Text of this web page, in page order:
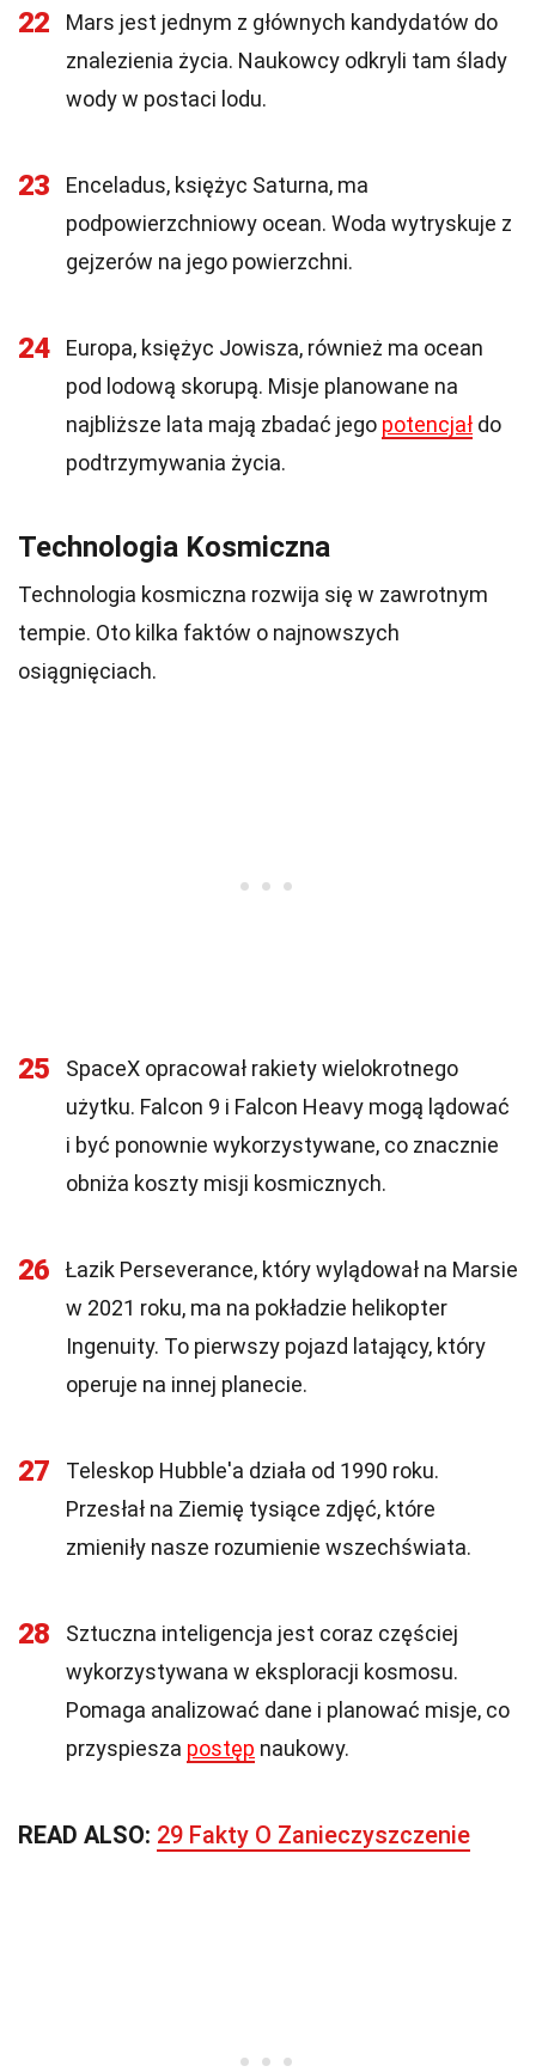
22
Mars jest jednym z głównych kandydatów do
znalezienia życia. Naukowcy odkryli tam ślady
wody w postaci lodu.
23
Enceladus, księżyc Saturna, ma
podpowierzchniowy ocean. Woda wytryskuje z
gejzerów na jego powierzchni.
24
Europa, księżyc Jowisza, również ma ocean
pod lodową skorupą. Misje planowane na
najbliższe lata mają zbadać jego potencjał do
podtrzymywania życia.
Technologia Kosmiczna
Technologia kosmiczna rozwija się w zawrotnym
tempie. Oto kilka faktów o najnowszych
osiągnięciach.
25
SpaceX opracował rakiety wielokrotnego
użytku. Falcon 9 i Falcon Heavy mogą lądować
i być ponownie wykorzystywane, co znacznie
obniża koszty misji kosmicznych.
26
Łazik Perseverance, który wylądował na Marsie
w 2021 roku, ma na pokładzie helikopter
Ingenuity. To pierwszy pojazd latający, który
operuje na innej planecie.
27
Teleskop Hubble'a działa od 1990 roku.
Przesłał na Ziemię tysiące zdjęć, które
zmieniły nasze rozumienie wszechświata.
28
Sztuczna inteligencja jest coraz częściej
wykorzystywana w eksploracji kosmosu.
Pomaga analizować dane i planować misje, co
przyspiesza postęp naukowy.
READ ALSO: 29 Fakty O Zanieczyszczenie